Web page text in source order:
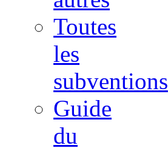
Toutes
les
subventions
Guide
du